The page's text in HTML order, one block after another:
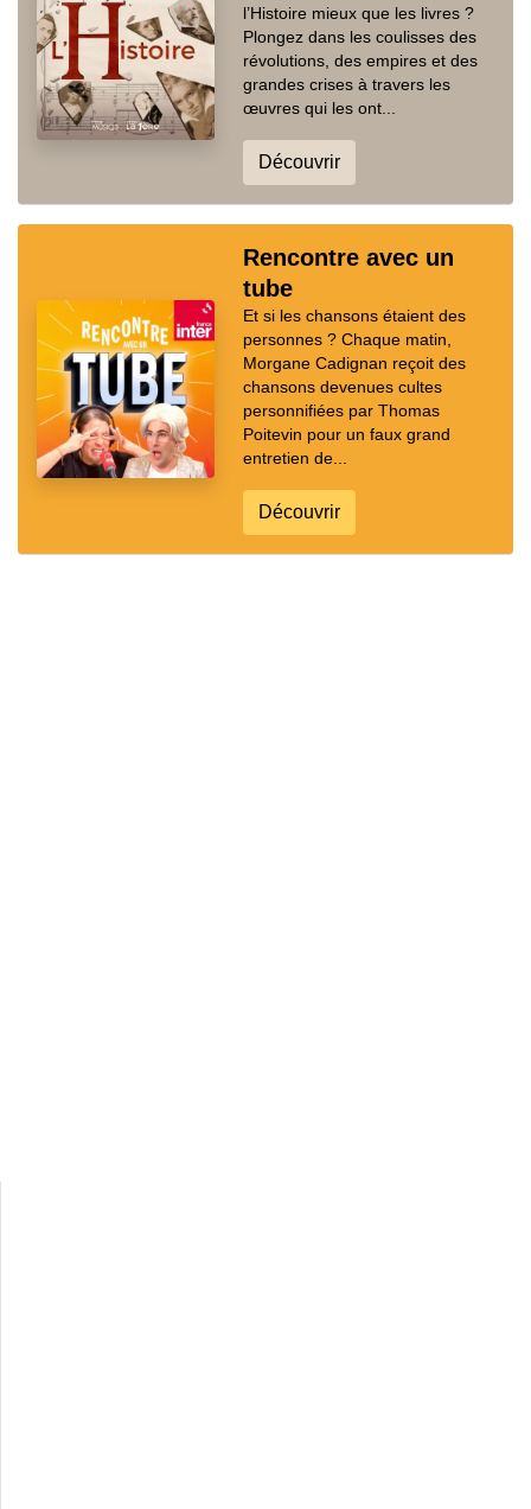
l’Histoire mieux que les livres ?
Plongez dans les coulisses des
révolutions, des empires et des
grandes crises à travers les
œuvres qui les ont...
Découvrir
Rencontre avec un
tube
Et si les chansons étaient des
personnes ? Chaque matin,
Morgane Cadignan reçoit des
chansons devenues cultes
personnifiées par Thomas
Poitevin pour un faux grand
entretien de...
Découvrir